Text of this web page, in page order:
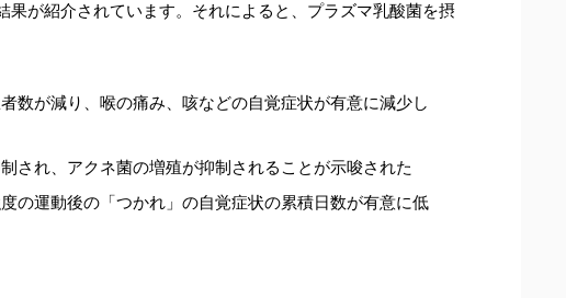
果が紹介されています。それによると、プラズマ乳酸菌を摂
数が減り、喉の痛み、咳などの自覚症状が有意に減少し
され、アクネ菌の増殖が抑制されることが示唆された
の運動後の「つかれ」の自覚症状の累積日数が有意に低